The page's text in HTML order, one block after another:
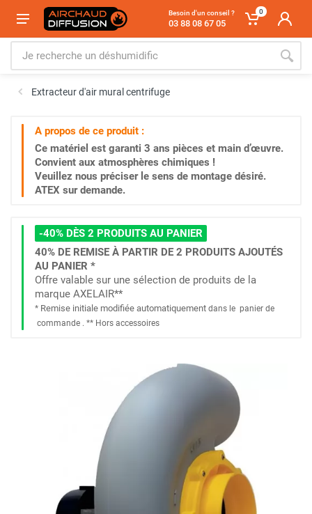
Besoin d'un conseil ?
03 88 08 67 05
0
Extracteur d'air mural centrifuge
A propos de ce produit :
Ce matériel est garanti 3 ans pièces et main d’œuvre.
Convient aux atmosphères chimiques !
Veuillez nous préciser le sens de montage désiré.
ATEX sur demande.
-40% DÈS 2 PRODUITS AU PANIER
40% DE REMISE À PARTIR DE 2 PRODUITS AJOUTÉS
AU PANIER *
Offre valable sur une sélection de produits de la
marque AXELAIR**
* Remise initiale modifiée automatiquement dans le panier de
commande . ** Hors accessoires